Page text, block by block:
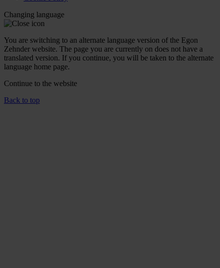
Changing language
You are switching to an alternate language version of the Egon
Zehnder website. The page you are currently on does not have a
translated version. If you continue, you will be taken to the alternate
language home page.
Continue to the website
Back to top